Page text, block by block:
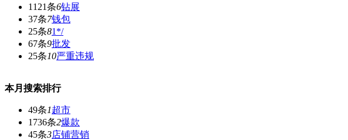
1121条6钻展
37条7钱包
25条81*/
67条9批发
25条10严重违规
本月搜索排行
49条1超市
1736条2爆款
45条3店铺营销